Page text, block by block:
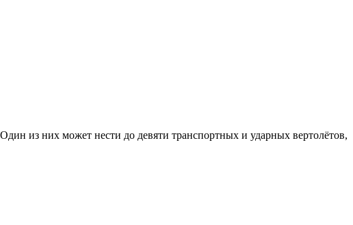
из них может нести до девяти транспортных и ударных вертолётов,